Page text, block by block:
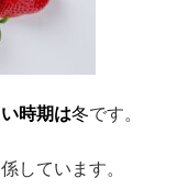
時期は冬です。
しています。